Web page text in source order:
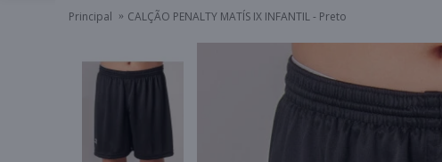
Principal CALÇÃO PENALTY MATÍS IX INFANTIL - Preto